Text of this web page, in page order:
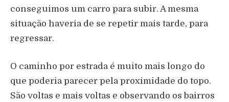
conseguimos um carro para subir. A mesma
situação haveria de se repetir mais tarde, para
regressar.
O caminho por estrada é muito mais longo do
que poderia parecer pela proximidade do topo.
São voltas e mais voltas e observando os bairros